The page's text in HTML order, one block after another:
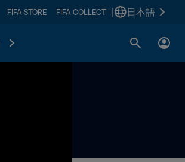
FIFA STORE FIFA COLLECT 日本語